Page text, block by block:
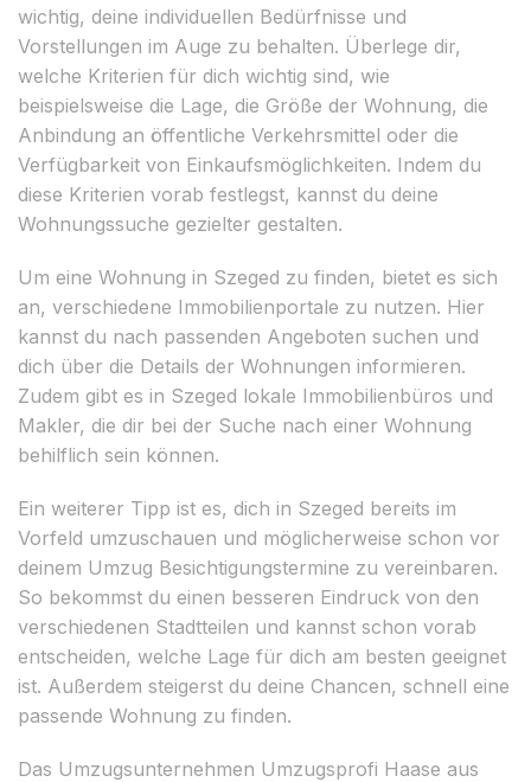
wichtig, deine individuellen Bedürfnisse und
Vorstellungen im Auge zu behalten. Überlege dir,
welche Kriterien für dich wichtig sind, wie
beispielsweise die Lage, die Größe der Wohnung, die
Anbindung an öffentliche Verkehrsmittel oder die
Verfügbarkeit von Einkaufsmöglichkeiten. Indem du
diese Kriterien vorab festlegst, kannst du deine
Wohnungssuche gezielter gestalten.
Um eine Wohnung in Szeged zu finden, bietet es sich
an, verschiedene Immobilienportale zu nutzen. Hier
kannst du nach passenden Angeboten suchen und
dich über die Details der Wohnungen informieren.
Zudem gibt es in Szeged lokale Immobilienbüros und
Makler, die dir bei der Suche nach einer Wohnung
behilflich sein können.
Ein weiterer Tipp ist es, dich in Szeged bereits im
Vorfeld umzuschauen und möglicherweise schon vor
deinem Umzug Besichtigungstermine zu vereinbaren.
So bekommst du einen besseren Eindruck von den
verschiedenen Stadtteilen und kannst schon vorab
entscheiden, welche Lage für dich am besten geeignet
ist. Außerdem steigerst du deine Chancen, schnell eine
passende Wohnung zu finden.
Das Umzugsunternehmen Umzugsprofi Haase aus